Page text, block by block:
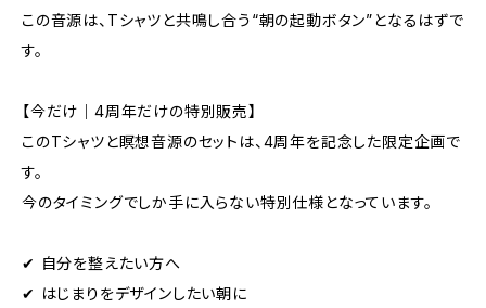
この音源は、Tシャツと共鳴し合う“朝の起動ボタン”となるはずで
す。
【今だけ｜4周年だけの特別販売】
このTシャツと瞑想音源のセットは、4周年を記念した限定企画で
す。
今のタイミングでしか手に入らない特別仕様となっています。
✔ 自分を整えたい方へ
✔ はじまりをデザインしたい朝に